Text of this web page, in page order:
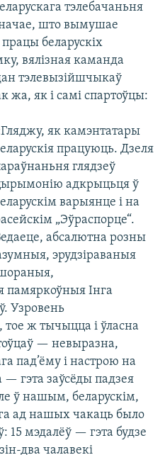
тэлебачаньня
што вымушае
беларускіх
вялізная каманда
тэлевызійшчыкаў
жа, як і самі спартоўцы:
як камэнтатары
працуюць. Дзеля
глядзеў
адкрыцьця ў
варыянце і на
„Эўраспорце“.
абсалютна розны
эрудзіраваныя
памяркоўныя Інга
Узровень
ж тычыцца і ўласна
— невыразна,
пад’ёму і настрою на
— гэта заўсёды падзея
ў нашым, беларускім,
ад нашых чакаць было
15 мэдалёў — гэта будзе
два чалавекі